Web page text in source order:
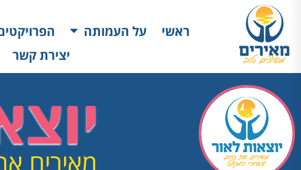
ראשי על העמותה
יצירת קשר
מאירים